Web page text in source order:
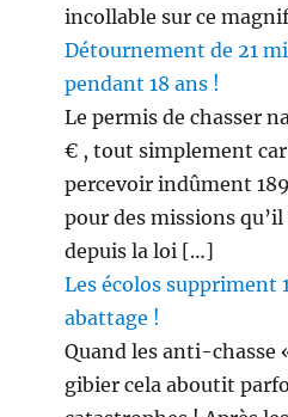
incollable sur ce
Détournement de 21
pendant 18 ans !
Le permis de chasser
€ , tout simplement car
percevoir indûment
pour des missions
depuis la loi […]
Les écolos suppriment
abattage !
Quand les anti-chasse
gibier cela aboutit